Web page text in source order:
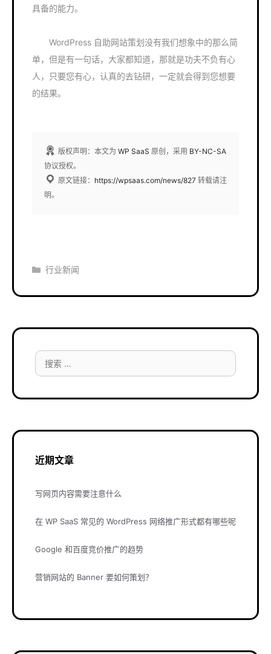
具备的能力。
WordPress 自助网站策划没有我们想象中的那么简
单，但是有一句话，大家都知道，那就是功夫不负有心
人，只要您有心，认真的去钻研，一定就会得到您想要
的结果。
版权声明：本文为 WP SaaS 原创，采用 BY-NC-SA
协议授权。
原文链接： https://wpsaas.com/news/827 转载请注
明。
分
行业新闻
搜
索：
近期文章
写网页内容需要注意什么
在 WP SaaS 常见的 WordPress 网络推广形式都有哪些呢
Google 和百度竞价推广的趋势
营销网站的 Banner 要如何策划？